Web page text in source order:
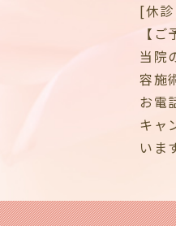
[休
【
当院
容施
お電
キャ
いま